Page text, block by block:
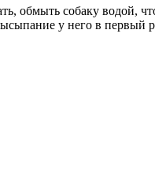
обмыть собаку водой,
у него в первый